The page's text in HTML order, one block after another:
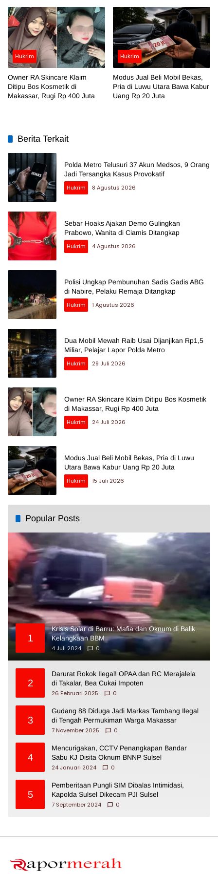
Hukrim
Owner RA Skincare Klaim
Ditipu Bos Kosmetik di
Makassar, Rugi Rp 400 Juta
Hukrim
Modus Jual Beli Mobil Bekas,
Pria di Luwu Utara Bawa Kabur
Uang Rp 20 Juta
Berita Terkait
Polda Metro Telusuri 37 Akun Medsos, 9 Orang
Jadi Tersangka Kasus Provokatif
Hukrim
8 Agustus 2026
Sebar Hoaks Ajakan Demo Gulingkan
Prabowo, Wanita di Ciamis Ditangkap
Hukrim
4 Agustus 2026
Polisi Ungkap Pembunuhan Sadis Gadis ABG
di Nabire, Pelaku Remaja Ditangkap
Hukrim
1 Agustus 2026
Dua Mobil Mewah Raib Usai Dijanjikan Rp1,5
Miliar, Pelajar Lapor Polda Metro
Hukrim
29 Juli 2026
Owner RA Skincare Klaim Ditipu Bos Kosmetik
di Makassar, Rugi Rp 400 Juta
Hukrim
24 Juli 2026
Modus Jual Beli Mobil Bekas, Pria di Luwu
Utara Bawa Kabur Uang Rp 20 Juta
Hukrim
15 Juli 2026
Popular Posts
1
Krisis Solar di Barru: Mafia dan Oknum di Balik
Kelangkaan BBM
4 Juli 2024
0
2
Darurat Rokok Ilegal! OPAA dan RC Merajalela
di Takalar, Bea Cukai Impoten
26 Februari 2025
0
3
Gudang 88 Diduga Jadi Markas Tambang Ilegal
di Tengah Permukiman Warga Makassar
7 November 2025
0
4
Mencurigakan, CCTV Penangkapan Bandar
Sabu KJ Disita Oknum BNNP Sulsel
24 Januari 2024
0
5
Pemberitaan Pungli SIM Dibalas Intimidasi,
Kapolda Sulsel Dikecam PJI Sulsel
7 September 2024
0